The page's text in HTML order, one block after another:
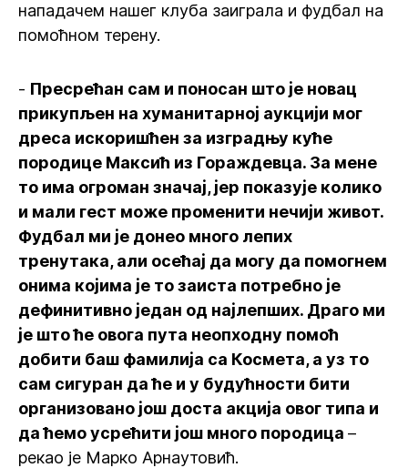
нападачем нашег клуба заиграла и фудбал на
помоћном терену.
- Пресрећан сам и поносан што је новац
прикупљен на хуманитарној аукцији мог
дреса искоришћен за изградњу куће
породице Максић из Гораждевца. За мене
то има огроман значај, јер показује колико
и мали гест може променити нечији живот.
Фудбал ми је донео много лепих
тренутака, али осећај да могу да помогнем
онима којима је то заиста потребно је
дефинитивно један од најлепших. Драго ми
је што ће овога пута неопходну помоћ
добити баш фамилија са Космета, а уз то
сам сигуран да ће и у будућности бити
организовано још доста акција овог типа и
да ћемо усрећити још много породица –
рекао је Марко Арнаутовић.